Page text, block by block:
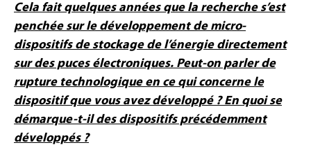
Cela fait quelques années que la recherche s’est
penchée sur le développement de micro-
dispositifs de stockage de l’énergie directement
sur des puces électroniques. Peut-on parler de
rupture technologique en ce qui concerne le
dispositif que vous avez développé ? En quoi se
démarque-t-il des dispositifs précédemment
développés ?